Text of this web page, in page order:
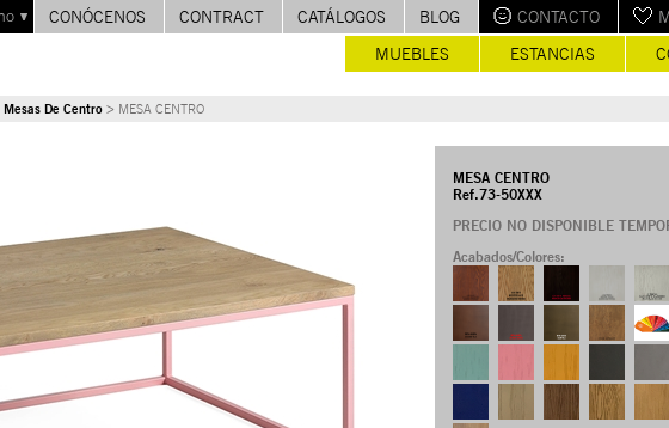
CONTACTO
BLOG
CATÁLOGOS
CONTRACT
CONÓCENOS
ESTANCIAS
MUEBLES
Mesas De Centro > MESA CENTRO
MESA CENTRO
Ref.73-50XXX
PRECIO NO DISPONIBLE
Acabados/Colores: